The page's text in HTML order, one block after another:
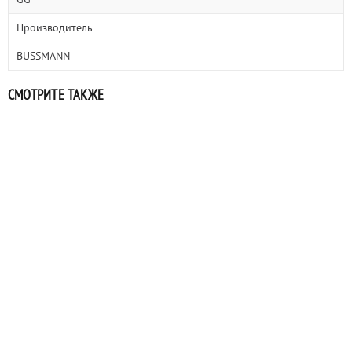
Производитель
BUSSMANN
СМОТРИТЕ ТАКЖЕ